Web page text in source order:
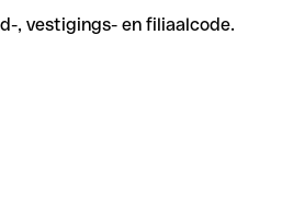
, vestigings- en filiaalcode.